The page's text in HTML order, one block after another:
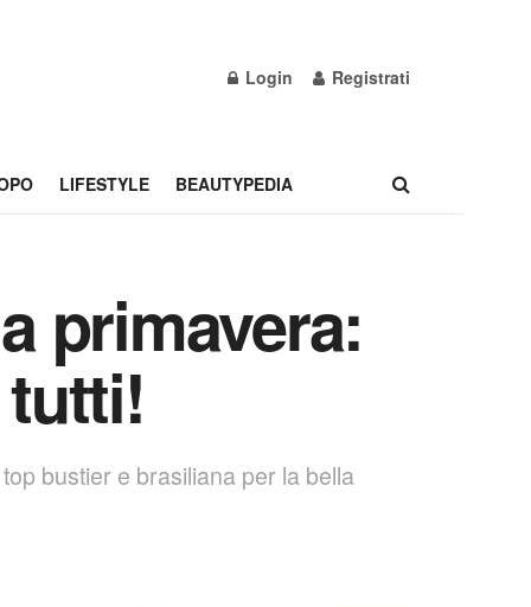
Login Registrati
LIFESTYLE BEAUTYPEDIA
primavera:
bustier e brasiliana per la bella